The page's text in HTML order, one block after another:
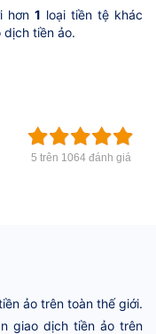
hơn1 loại tiền tệ khác
tiền ảo.
5 trên 1064 đánh giá
ảo trên toàn thế giới.
giao dịch tiền ảo trên